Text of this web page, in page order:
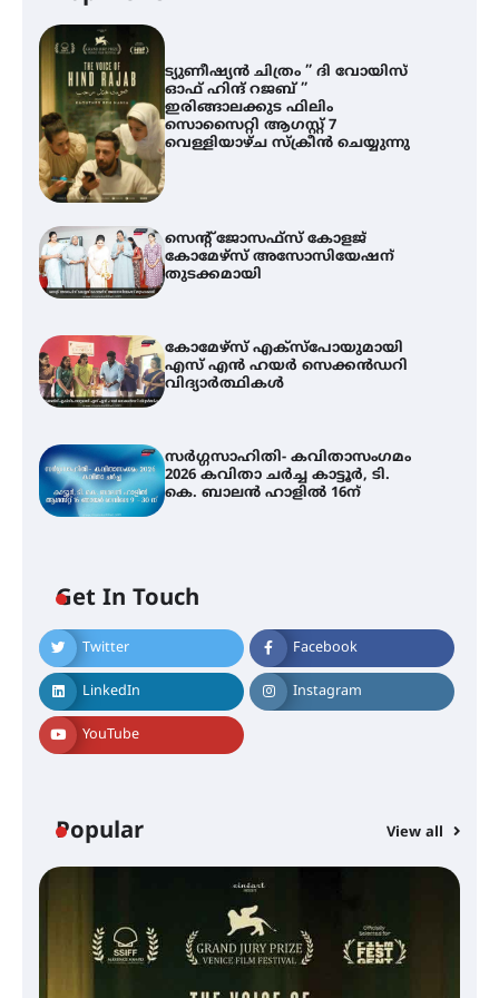
ട്യുണീഷ്യൻ ചിത്രം ” ദി വോയിസ്
ഓഫ് ഹിന്ദ് റജബ് ”
ഇരിങ്ങാലക്കുട ഫിലിം
സൊസൈറ്റി ആഗസ്റ്റ് 7
വെള്ളിയാഴ്ച സ്‌ക്രീൻ ചെയ്യുന്നു
സെന്റ് ജോസഫ്സ് കോളജ്
കോമേഴ്‌സ് അസോസിയേഷന്
തുടക്കമായി
കോമേഴ്സ് എക്സ്പോയുമായി
എസ് എൻ ഹയർ സെക്കൻഡറി
വിദ്യാർത്ഥികൾ
സർഗ്ഗസാഹിതി- കവിതാസംഗമം
2026 കവിതാ ചർച്ച കാട്ടൂർ, ടി.
കെ. ബാലൻ ഹാളിൽ 16ന്
Get In Touch
Twitter Facebook
LinkedIn Instagram
YouTube
Popular View all
സെന്റ് ജോസഫ്സ് കോളജ്
കോമേഴ്‌സ് അസോസിയേഷന്
തുടക്കമായി